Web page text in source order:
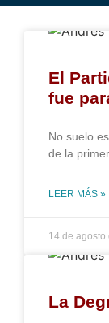
El
fue
No suelo
de la
LEER MÁS »
14 de agosto
La